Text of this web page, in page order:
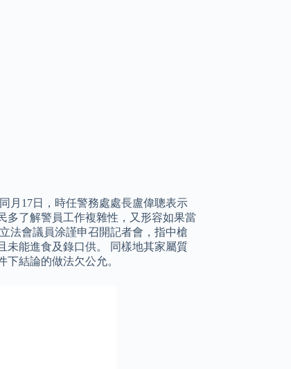
月17日，時任警務處處長盧偉聰表示
多了解警員工作複雜性，又形容如果當
法會議員涂謹申召開記者會，指中槍
未能進食及錄口供。 同樣地其家屬質
結論的做法欠公允。